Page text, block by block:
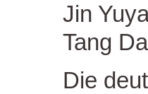
Jin
Tang
Die